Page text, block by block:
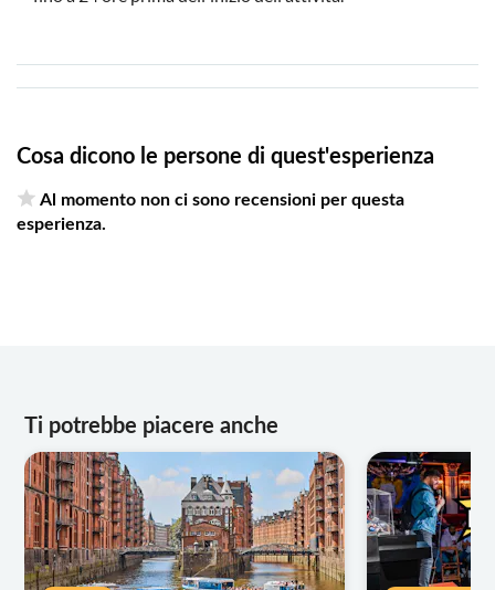
Cosa dicono le persone di quest'esperienza
Al momento non ci sono recensioni per questa
esperienza.
Ti potrebbe piacere anche